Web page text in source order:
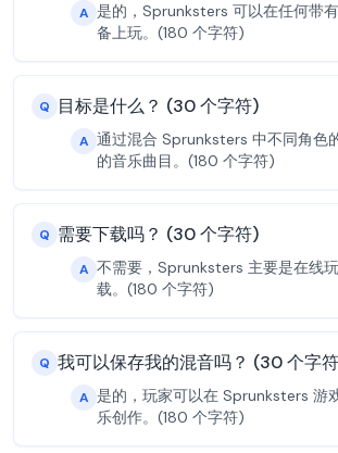
A 是的，Sprunksters 可以在任何带
备上玩。(180 个字符)
Q 目标是什么？ (30 个字符)
A 通过混合 Sprunksters 中不同角色
的音乐曲目。(180 个字符)
Q 需要下载吗？ (30 个字符)
A 不需要，Sprunksters 主要是在线
载。(180 个字符)
Q 我可以保存我的混音吗？ (30 个字
A 是的，玩家可以在 Sprunksters 游
乐创作。(180 个字符)